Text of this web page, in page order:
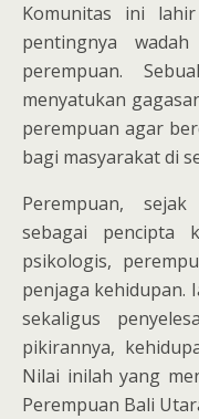
Komunitas ini
pentingnya
perempuan.
menyatukan
perempuan agar
bagi masyarakat di
Perempuan,
sebagai pencipta
psikologis,
penjaga kehidupan.
sekaligus
pikirannya,
Nilai inilah yang
Perempuan Bali